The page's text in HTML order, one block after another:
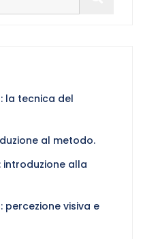
la tecnica del
al metodo.
introduzione alla
percezione visiva e